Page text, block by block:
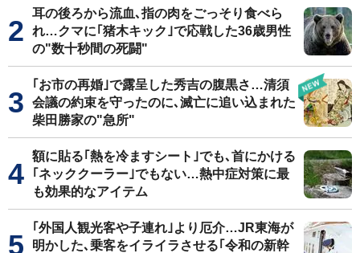
耳の後ろから流血､指の肉をごっそり食べら
れ…クマに｢猪木キック｣で応戦した36歳男性
の"数十秒間の死闘"
｢お市の再婚｣で露呈した秀吉の腹黒さ…清須
会議の約束を守ったのに､滅亡に追い込まれた
柴田勝家の"急所"
額に貼る｢熱を冷ますシート｣でも､首にかける
｢ネッククーラー｣でもない…熱中症対策に最
も効果的なアイテム
｢外国人観光客や子連れ｣より厄介…JR東海が
明かした､乗客をイライラさせる｢令和の新幹